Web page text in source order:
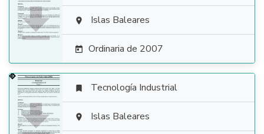
  Islas Baleares
 Ordinaria de 2007

 Tecnología Industrial
 Islas Baleares